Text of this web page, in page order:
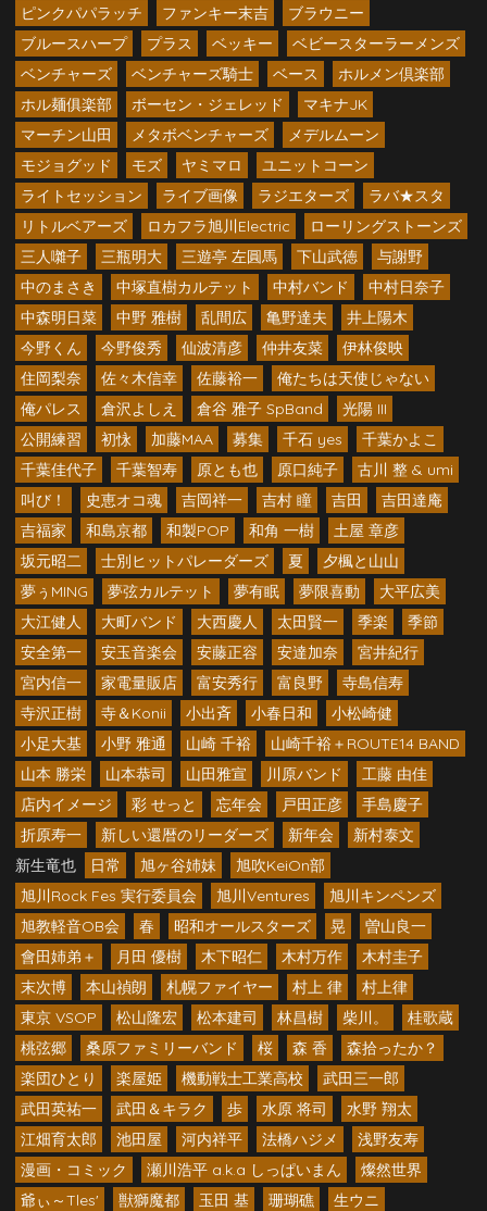
ピンクパパラッチ
ファンキー末吉
ブラウニー
ブルースハープ
プラス ベッキー
ベビースターラーメンズ
ベンチャーズ
ベンチャーズ騎士 ベース
ホルメン倶楽部
ホル麺俱楽部
ボーセン・ジェレッド
マキナJK
マーチン山田
メタボベンチャーズ
メデルムーン
モジョグッド
モズ ヤミマロ
ユニットコーン
ライトセッション
ライブ画像 ラジエターズ
ラバ★スタ
リトルベアーズ
ロカフラ旭川Electric
ローリングストーンズ
三人囃子
三瓶明大 三遊亭 左圓馬 下山武徳
与謝野
中のまさき
中塚直樹カルテット 中村バンド
中村日奈子
中森明日菜
中野 雅樹 乱間広 亀野達夫
井上陽木
今野くん
今野俊秀 仙波清彦 仲井友菜
伊林俊映
住岡梨奈
佐々木信幸 佐藤裕一
俺たちは天使じゃない
俺パレス
倉沢よしえ 倉谷 雅子 SpBand
光陽 III
公開練習
初怺 加藤MAA 募集 千石 yes
千葉かよこ
千葉佳代子
千葉智寿 原とも也 原口純子
古川 整 & umi
叫び！
史恵オコ魂 吉岡祥一 吉村 瞳 吉田
吉田達庵
吉福家
和島京都 和製POP 和角 一樹
土屋 章彦
坂元昭二
士別ヒットパレーダーズ 夏
夕楓と山山
夢ぅMING
夢弦カルテット 夢有眠 夢限喜動
大平広美
大江健人
大町バンド 大西慶人 太田賢一 季楽
季節
安全第一
安玉音楽会 安藤正容 安達加奈
宮井紀行
宮内信一
家電量販店 富安秀行 富良野
寺島信寿
寺沢正樹
寺＆Konii 小出斉 小春日和
小松崎健
小足大基
小野 雅通 山崎 千裕
山崎千裕＋ROUTE14 BAND
山本 勝栄
山本恭司 山田雅宣 川原バンド
工藤 由佳
店内イメージ
彩 せっと 忘年会 戸田正彦
手島慶子
折原寿一
新しい還暦のリーダーズ 新年会
新村泰文
新生竜也
日常 旭ヶ谷姉妹
旭吹KeiOn部
旭川Rock Fes 実行委員会
旭川Ventures
旭川キンペンズ
旭教軽音OB会
春 昭和オールスターズ 晃
曽山良一
會田姉弟＋
月田 優樹 木下昭仁 木村万作
木村圭子
末次博
本山禎朗 札幌ファイヤー 村上 律
村上律
東京 VSOP
松山隆宏 松本建司 林昌樹 柴川。
桂歌蔵
桃弦郷
桑原ファミリーバンド 桜 森 香
森拾ったか？
楽団ひとり
楽屋姫 機動戦士工業高校
武田三一郎
武田英祐一
武田＆キラク 歩 水原 将司
水野 翔太
江畑育太郎
池田屋 河内祥平 法橋ハジメ
浅野友寿
漫画・コミック
瀬川浩平 a.k.a しっぱいまん
燦然世界
爺ぃ～Tles'
獣獅魔都 玉田 基 珊瑚礁
生ウニ